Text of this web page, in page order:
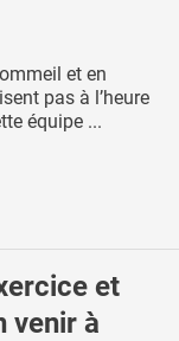
et en
pas à l’heure
équipe ...
et
venir à